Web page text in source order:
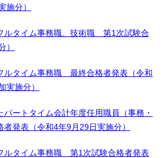
施分）
タイム事務職、技術職 第1次試験合
）
タイム事務職 最終合格者発表（令和
実施分）
パートタイム会計年度任用職員（事務・
発表（令和4年9月29日実施分）
タイム事務職 第1次試験合格者発表